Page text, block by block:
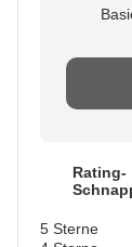
Rating-
5 Sterne